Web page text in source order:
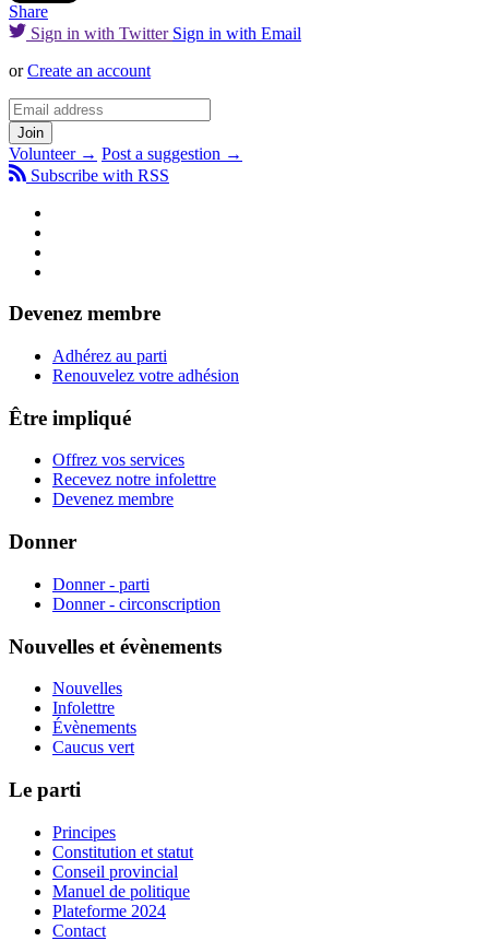
Share
Sign in with Twitter Sign in with Email
orCreate an account
Volunteer → Post a suggestion →
Subscribe with RSS
Devenez membre
Adhérez au parti
Renouvelez votre adhésion
Être impliqué
Offrez vos services
Recevez notre infolettre
Devenez membre
Donner
Donner - parti
Donner - circonscription
Nouvelles et évènements
Nouvelles
Infolettre
Évènements
Caucus vert
Le parti
Principes
Constitution et statut
Conseil provincial
Manuel de politique
Plateforme 2024
Contact